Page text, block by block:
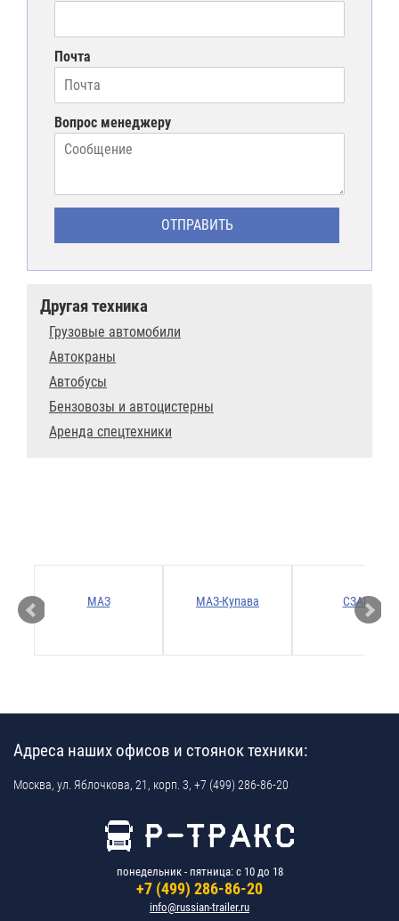
Почта
Вопрос менеджеру
Другая техника
Грузовые автомобили
Автокраны
Автобусы
Бензовозы и автоцистерны
Аренда спецтехники
МАЗ МАЗ-Купава СЗАП
Адреса наших офисов и стоянок техники:
Москва, ул. Яблочкова, 21, корп. 3, +7 (499) 286-86-20
понедельник - пятница: с 10 до 18
+7 (499) 286-86-20
info@russian-trailer.ru